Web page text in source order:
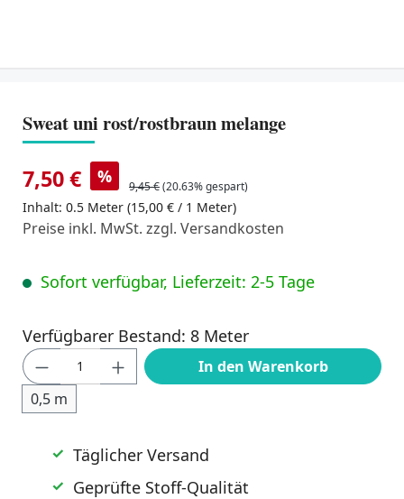
Sweat uni rost/rostbraun melange
7,50 € % 9,45 €(20.63% gespart)
Inhalt: 0.5 Meter (15,00 € / 1 Meter)
Preise inkl. MwSt. zzgl. Versandkosten
Sofort verfügbar, Lieferzeit: 2-5 Tage
Verfügbarer Bestand: 8 Meter
Produkt Anzahl: Gib den gewünschten
0,5 m
In den Warenkorb
Täglicher Versand
Geprüfte Stoff-Qualität